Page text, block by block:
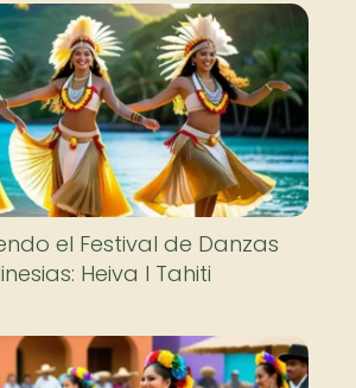
el Festival de Danzas
Heiva I Tahiti